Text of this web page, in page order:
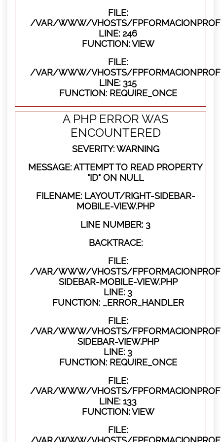
FILE:
/VAR/WWW/VHOSTS/
LINE: 246
FUNCTION: VIEW
FILE:
/VAR/WWW/VHOSTS/
LINE: 315
FUNCTION: REQUIRE_ONCE
A PHP ERROR WAS
ENCOUNTERED
SEVERITY: WARNING
MESSAGE: ATTEMPT TO READ PROPERTY
"ID" ON NULL
FILENAME: LAYOUT/RIGHT-SIDEBAR-
MOBILE-VIEW.PHP
LINE NUMBER: 3
BACKTRACE:
FILE:
/VAR/WWW/VHOSTS/
SIDEBAR-MOBILE-VIEW.PHP
LINE: 3
FUNCTION: _ERROR_HANDLER
FILE:
/VAR/WWW/VHOSTS/
SIDEBAR-VIEW.PHP
LINE: 3
FUNCTION: REQUIRE_ONCE
FILE:
/VAR/WWW/VHOSTS/
LINE: 133
FUNCTION: VIEW
FILE: